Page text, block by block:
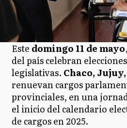
Este domingo 11 de mayo
del país celebran elecciones
legislativas. Chaco,
renuevan cargos
provinciales, en una
el inicio del calendario
de cargos en 2025.